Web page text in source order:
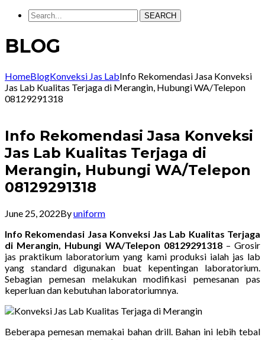
SEARCH
BLOG
HomeBlogKonveksi Jas LabInfo Rekomendasi Jasa Konveksi
Jas Lab Kualitas Terjaga di Merangin, Hubungi WA/Telepon
08129291318
Info Rekomendasi Jasa Konveksi
Jas Lab Kualitas Terjaga di
Merangin, Hubungi WA/Telepon
08129291318
June 25, 2022Byuniform
Info Rekomendasi Jasa Konveksi Jas Lab Kualitas Terjaga
di Merangin, Hubungi WA/Telepon 08129291318– Grosir
jas praktikum laboratorium yang kami produksi ialah jas lab
yang standard digunakan buat kepentingan laboratorium.
Sebagian pemesan melakukan modifikasi pemesanan pas
keperluan dan kebutuhan laboratoriumnya.
Beberapa pemesan memakai bahan drill. Bahan ini lebih tebal